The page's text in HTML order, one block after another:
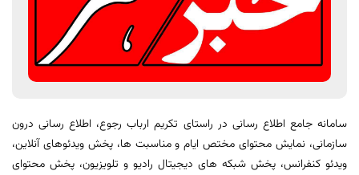
سامانه جامع اطلاع رسانی در راستای تکریم ارباب رجوع، اطلاع رسانی درون
سازمانی، نمایش محتوای مختص ایام و مناسبت ها، پخش ویدئوهای آنلاین،
ویدئو کنفرانس، پخش شبکه های دیجیتال رادیو و تلویزیون، پخش محتوای